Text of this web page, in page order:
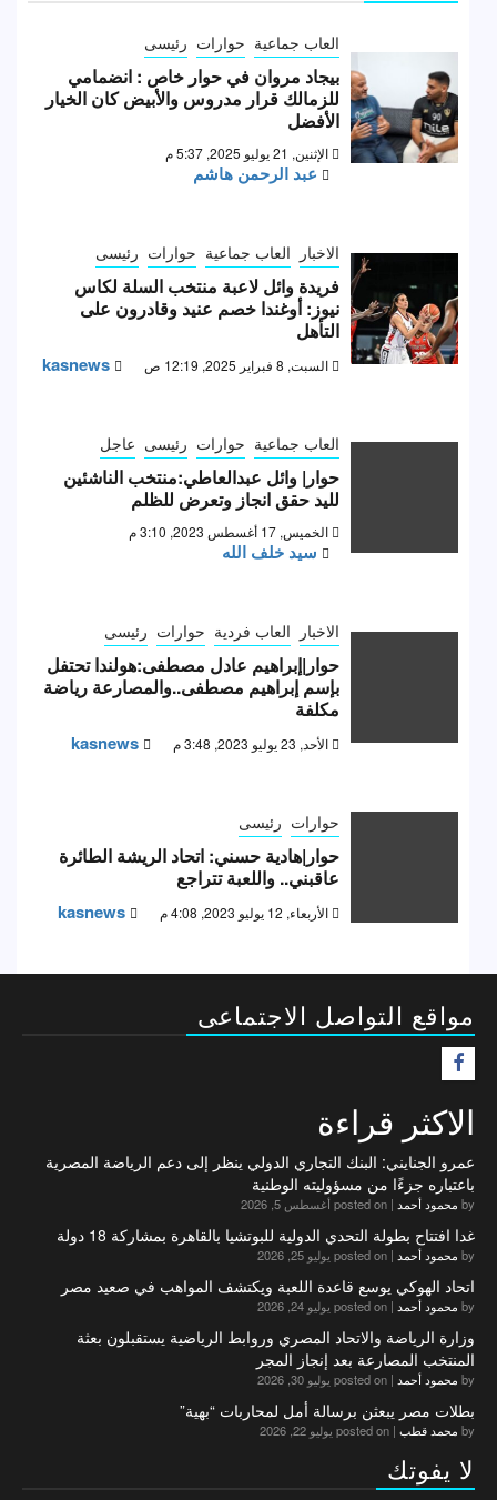
العاب جماعية حوارات رئيسى
بيجاد مروان في حوار خاص : انضمامي
للزمالك قرار مدروس والأبيض كان الخيار
الأفضل
الإثنين, 21 يوليو 2025, 5:37 م
عبد الرحمن هاشم
الاخبار العاب جماعية حوارات رئيسى
فريدة وائل لاعبة منتخب السلة لكاس
نيوز: أوغندا خصم عنيد وقادرون على
التأهل
السبت, 8 فبراير 2025, 12:19 ص kasnews
العاب جماعية حوارات رئيسى عاجل
حوار| وائل عبدالعاطي:منتخب الناشئين
لليد حقق انجاز وتعرض للظلم
الخميس, 17 أغسطس 2023, 3:10 م
سيد خلف الله
الاخبار العاب فردية حوارات رئيسى
حوار|إبراهيم عادل مصطفى:هولندا تحتفل
بإسم إبراهيم مصطفى..والمصارعة رياضة
مكلفة
الأحد, 23 يوليو 2023, 3:48 م kasnews
حوارات رئيسى
حوار|هادية حسني: اتحاد الريشة الطائرة
عاقبني.. واللعبة تتراجع
الأربعاء, 12 يوليو 2023, 4:08 م kasnews
مواقع التواصل الاجتماعى
الاكثر قراءة
عمرو الجنايني: البنك التجاري الدولي ينظر إلى دعم الرياضة المصرية
باعتباره جزءًا من مسؤوليته الوطنية
by محمود أحمد | posted on أغسطس 5, 2026
غدا افتتاح بطولة التحدي الدولية للبوتشيا بالقاهرة بمشاركة 18 دولة
by محمود أحمد | posted on يوليو 25, 2026
اتحاد الهوكي يوسع قاعدة اللعبة ويكتشف المواهب في صعيد مصر
by محمود أحمد | posted on يوليو 24, 2026
وزارة الرياضة والاتحاد المصري وروابط الرياضية يستقبلون بعثة
المنتخب المصارعة بعد إنجاز المجر
by محمود أحمد | posted on يوليو 30, 2026
بطلات مصر يبعثن برسالة أمل لمحاربات “بهية”
by محمد قطب | posted on يوليو 22, 2026
لا يفوتك